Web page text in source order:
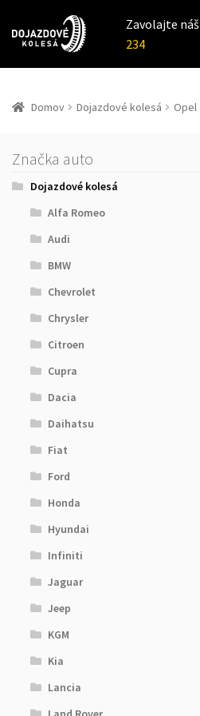
Zavolajte
234
Domov Dojazdové kolesá Opel
Značka auto
Dojazdové kolesá
Alfa Romeo
Audi
BMW
Chevrolet
Chrysler
Citroen
Cupra
Dacia
Daihatsu
Fiat
Ford
Honda
Hyundai
Infiniti
Jaguar
Jeep
KGM
Kia
Lancia